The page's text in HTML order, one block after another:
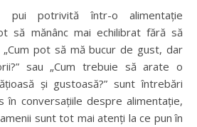
să mănânc mai echilibrat fără să
pot să mă bucur de gust, dar
sau „Cum trebuie să arate o
și gustoasă?” sunt întrebări
conversațiile despre alimentație,
sunt tot mai atenți la ce pun în